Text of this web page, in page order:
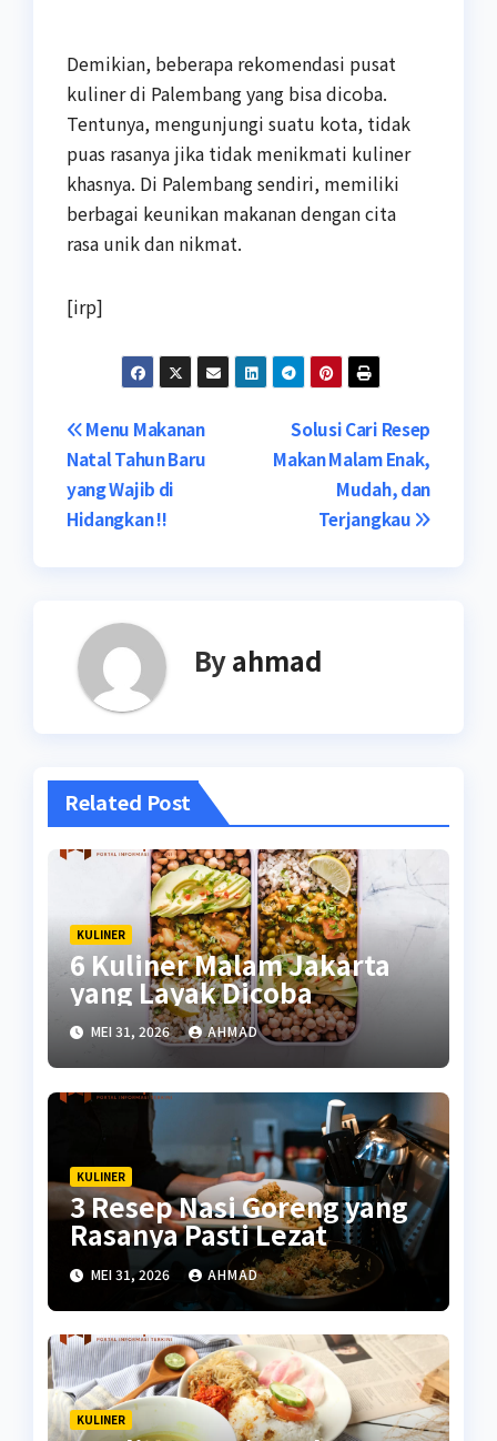
Demikian, beberapa rekomendasi pusat
kuliner di Palembang yang bisa dicoba.
Tentunya, mengunjungi suatu kota, tidak
puas rasanya jika tidak menikmati kuliner
khasnya. Di Palembang sendiri, memiliki
berbagai keunikan makanan dengan cita
rasa unik dan nikmat.
[irp]
Navigasi
pos
Solusi Cari Resep
Makan Malam Enak,
Mudah, dan
Terjangkau
Menu Makanan
Natal Tahun Baru
yang Wajib di
Hidangkan !!
Byahmad
Related Post
KULINER
6 Kuliner Malam Jakarta
yang Layak Dicoba
MEI 31, 2026 AHMAD
KULINER
3 Resep Nasi Goreng yang
Rasanya Pasti Lezat
MEI 31, 2026 AHMAD
KULINER